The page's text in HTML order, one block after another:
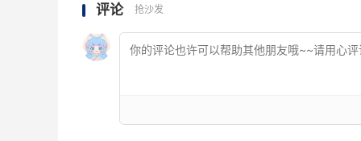
评论 抢沙发